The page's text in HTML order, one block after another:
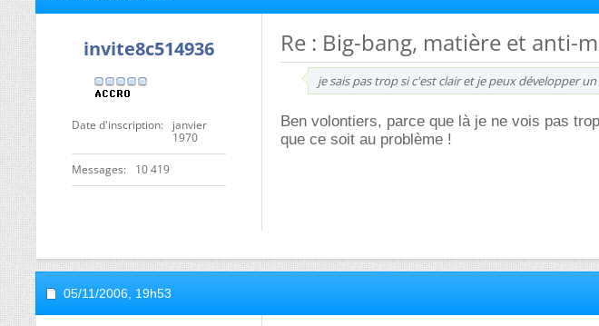
invite8c514936
Date d'inscription
janvier
1970
Messages 10 419
Re : Big-bang, matière et anti-
je sais pas trop si c'est clair et je peux développer
Ben volontiers, parce que là je ne vois pas
que ce soit au problème !
05/11/2006, 19h53